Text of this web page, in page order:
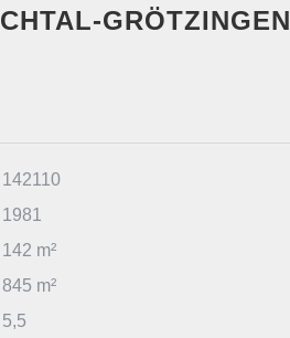
GRÖTZINGEN
142110
1981
142 m²
845 m²
5,5